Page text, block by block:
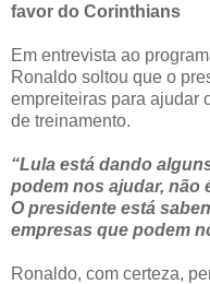
favor do Corinthians
Em entrevista ao
Ronaldo soltou que o
empreiteiras para ajudar
de treinamento.
“Lula está dando
podem nos ajudar, não
O presidente está
empresas que podem
Ronaldo, com certeza,